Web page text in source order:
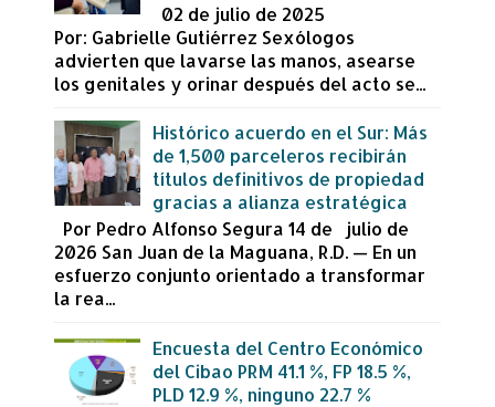
02 de julio de 2025
Por: Gabrielle Gutiérrez Sexólogos
advierten que lavarse las manos, asearse
los genitales y orinar después del acto se...
Histórico acuerdo en el Sur: Más
de 1,500 parceleros recibirán
títulos definitivos de propiedad
gracias a alianza estratégica
Por Pedro Alfonso Segura 14 de julio de
2026 San Juan de la Maguana, R.D. — En un
esfuerzo conjunto orientado a transformar
la rea...
Encuesta del Centro Económico
del Cibao PRM 41.1 %, FP 18.5 %,
PLD 12.9 %, ninguno 22.7 %